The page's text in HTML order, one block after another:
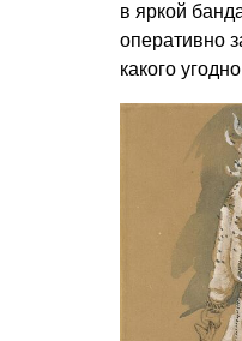
в яркой
оперативно
какого